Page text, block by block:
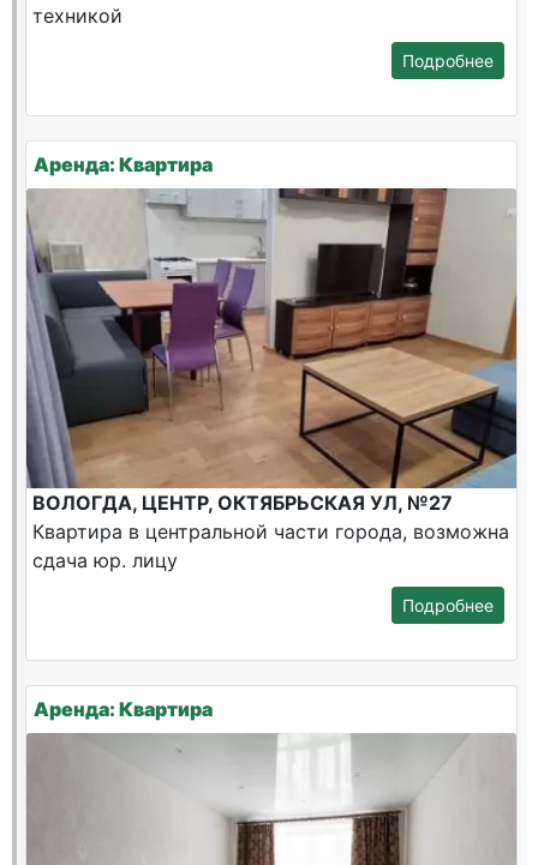
техникой
Подробнее
Аренда: Квартира
ВОЛОГДА, ЦЕНТР, ОКТЯБРЬСКАЯ УЛ, №27
Квартира в центральной части города, возможна
сдача юр. лицу
Подробнее
Аренда: Квартира